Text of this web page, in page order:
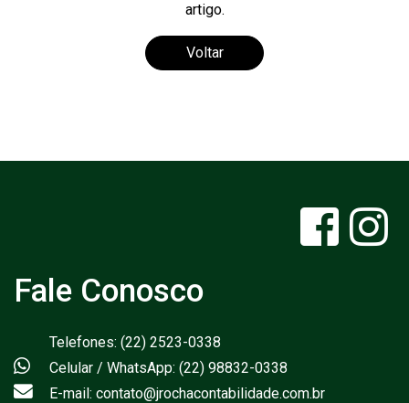
artigo.
Voltar
Fale Conosco
Telefones: (22) 2523-0338
Celular / WhatsApp: (22) 98832-0338
E-mail: contato@jrochacontabilidade.com.br